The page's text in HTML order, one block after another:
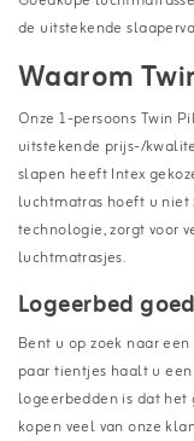
de uitstekende
Waarom
Onze 1-persoons Twin
uitstekende prijs-/
slapen heeft Intex
luchtmatras hoeft u niet
technologie, zorgt voor
luchtmatrasjes.
Logeerbed
Bent u op zoek naar
paar tientjes haalt u
logeerbedden is dat
kopen veel van onze